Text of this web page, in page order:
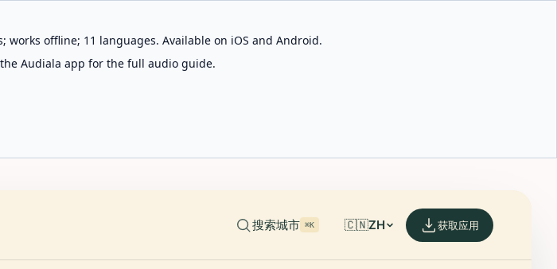
offline; 11 languages. Available on iOS and Android.
Audiala app for the full audio guide.
搜索城市 ⌘K 🇨🇳ZH 获取应用